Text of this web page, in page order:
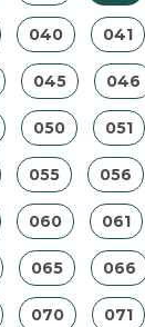
040 041
045 046
050 051
055 056
060 061
065 066
070 071